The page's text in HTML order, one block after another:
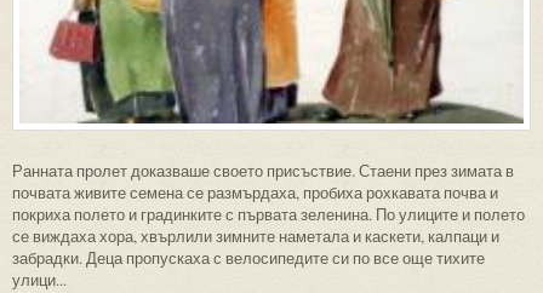
Ранната пролет доказваше своето присъствие. Стаени през зимата в
почвата живите семена се размърдаха, пробиха рохкавата почва и
покриха полето и градинките с първата зеленина. По улиците и полето
се виждаха хора, хвърлили зимните наметала и каскети, калпаци и
забрадки. Деца пропускаха с велосипедите си по все още тихите
улици...